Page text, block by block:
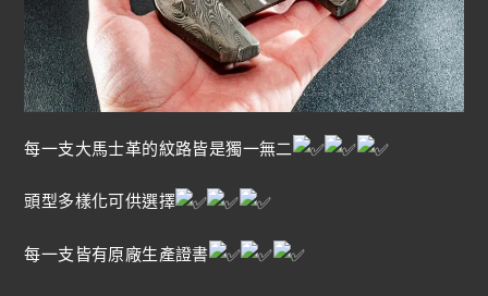
每一支大馬士革的紋路皆是獨一無二
頭型多樣化可供選擇
每一支皆有原廠生產證書